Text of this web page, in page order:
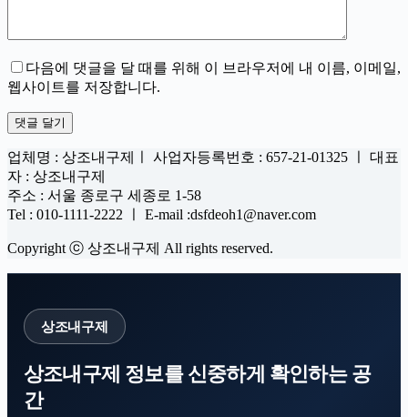
다음에 댓글을 달 때를 위해 이 브라우저에 내 이름, 이메일,
웹사이트를 저장합니다.
댓글 달기
업체명 : 상조내구제ㅣ 사업자등록번호 : 657-21-01325 ㅣ 대표
자 : 상조내구제
주소 : 서울 종로구 세종로 1-58
Tel : 010-1111-2222 ㅣ E-mail :dsfdeoh1@naver.com
Copyright ⓒ 상조내구제 All rights reserved.
상조내구제
상조내구제 정보를 신중하게 확인하는 공
간